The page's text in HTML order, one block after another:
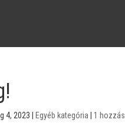
4, 2023 Egyéb kategória 1